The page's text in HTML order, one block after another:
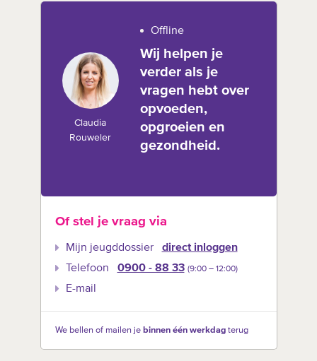
Claudia
Rouweler
Offline
Wij helpen je
verder als je
vragen hebt over
opvoeden,
opgroeien en
gezondheid.
Of stel je vraag via
Mijn jeugddossier
direct inloggen
Telefoon
0900 - 88 33 (9:00 –‍ 12:00)
E-mail
We bellen of mailen je binnen één werkdagterug